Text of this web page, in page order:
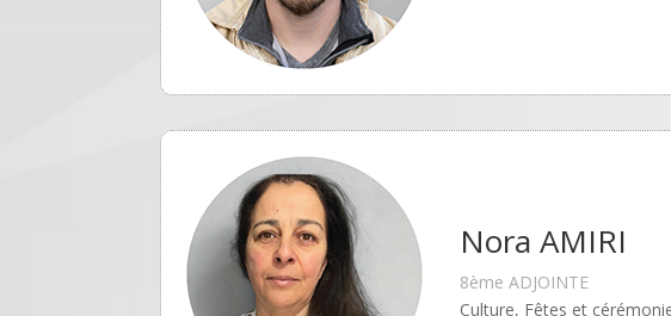
Nora AMIRI
8ème ADJOINTE
Culture, Fêtes et